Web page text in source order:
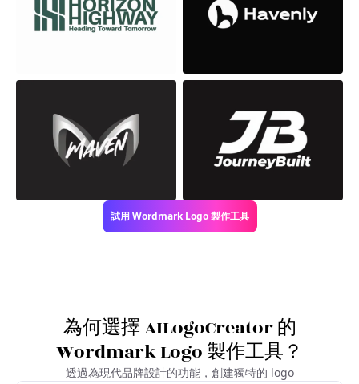
試用 Wordmark Logo 製作工具
為何選擇 AILogoCreator 的
Wordmark Logo 製作工具？
透過為現代品牌設計的功能，創建獨特的 logo